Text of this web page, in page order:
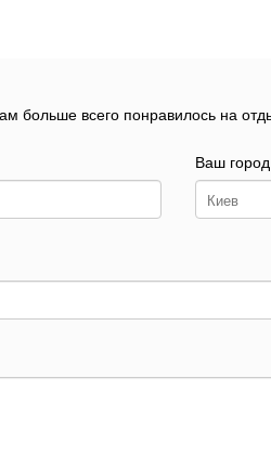
больше всего понравилось на
Ваш город